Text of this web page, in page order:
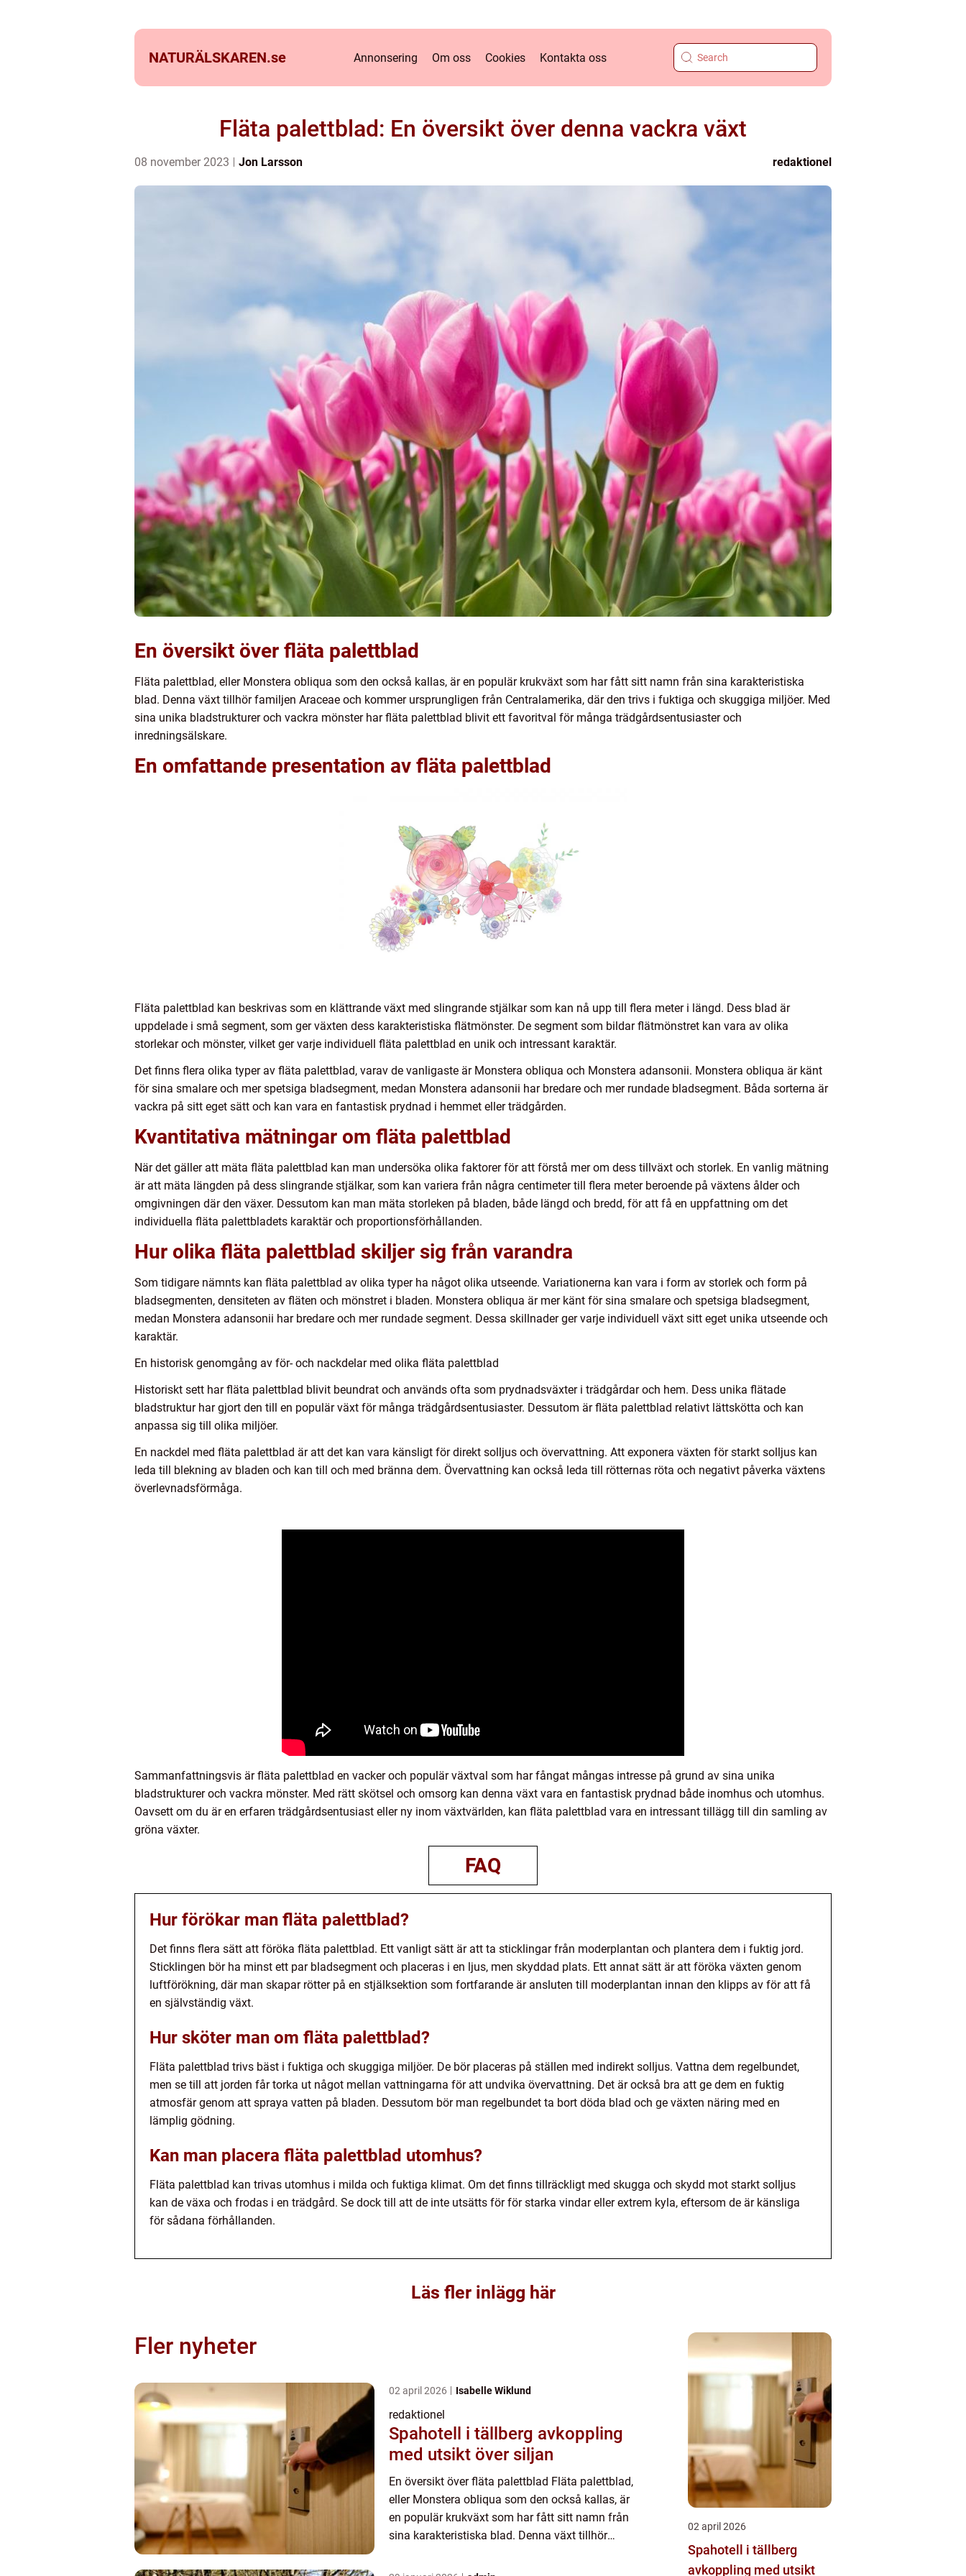
NATURÄLSKAREN.se Annonsering Om oss Cookies Kontakta oss
Fläta palettblad: En översikt över denna vackra växt
08 november 2023 Jon Larsson redaktionel
En översikt över fläta palettblad
Fläta palettblad, eller Monstera obliqua som den också kallas, är en populär krukväxt som har fått sitt namn från sina karakteristiska
blad. Denna växt tillhör familjen Araceae och kommer ursprungligen från Centralamerika, där den trivs i fuktiga och skuggiga miljöer. Med
sina unika bladstrukturer och vackra mönster har fläta palettblad blivit ett favoritval för många trädgårdsentusiaster och
inredningsälskare.
En omfattande presentation av fläta palettblad
Fläta palettblad kan beskrivas som en klättrande växt med slingrande stjälkar som kan nå upp till flera meter i längd. Dess blad är
uppdelade i små segment, som ger växten dess karakteristiska flätmönster. De segment som bildar flätmönstret kan vara av olika
storlekar och mönster, vilket ger varje individuell fläta palettblad en unik och intressant karaktär.
Det finns flera olika typer av fläta palettblad, varav de vanligaste är Monstera obliqua och Monstera adansonii. Monstera obliqua är känt
för sina smalare och mer spetsiga bladsegment, medan Monstera adansonii har bredare och mer rundade bladsegment. Båda sorterna är
vackra på sitt eget sätt och kan vara en fantastisk prydnad i hemmet eller trädgården.
Kvantitativa mätningar om fläta palettblad
När det gäller att mäta fläta palettblad kan man undersöka olika faktorer för att förstå mer om dess tillväxt och storlek. En vanlig mätning
är att mäta längden på dess slingrande stjälkar, som kan variera från några centimeter till flera meter beroende på växtens ålder och
omgivningen där den växer. Dessutom kan man mäta storleken på bladen, både längd och bredd, för att få en uppfattning om det
individuella fläta palettbladets karaktär och proportionsförhållanden.
Hur olika fläta palettblad skiljer sig från varandra
Som tidigare nämnts kan fläta palettblad av olika typer ha något olika utseende. Variationerna kan vara i form av storlek och form på
bladsegmenten, densiteten av fläten och mönstret i bladen. Monstera obliqua är mer känt för sina smalare och spetsiga bladsegment,
medan Monstera adansonii har bredare och mer rundade segment. Dessa skillnader ger varje individuell växt sitt eget unika utseende och
karaktär.
En historisk genomgång av för- och nackdelar med olika fläta palettblad
Historiskt sett har fläta palettblad blivit beundrat och används ofta som prydnadsväxter i trädgårdar och hem. Dess unika flätade
bladstruktur har gjort den till en populär växt för många trädgårdsentusiaster. Dessutom är fläta palettblad relativt lättskötta och kan
anpassa sig till olika miljöer.
En nackdel med fläta palettblad är att det kan vara känsligt för direkt solljus och övervattning. Att exponera växten för starkt solljus kan
leda till blekning av bladen och kan till och med bränna dem. Övervattning kan också leda till rötternas röta och negativt påverka växtens
överlevnadsförmåga.
Sammanfattningsvis är fläta palettblad en vacker och populär växtval som har fångat mångas intresse på grund av sina unika
bladstrukturer och vackra mönster. Med rätt skötsel och omsorg kan denna växt vara en fantastisk prydnad både inomhus och utomhus.
Oavsett om du är en erfaren trädgårdsentusiast eller ny inom växtvärlden, kan fläta palettblad vara en intressant tillägg till din samling av
gröna växter.
FAQ
Hur förökar man fläta palettblad?
Det finns flera sätt att föröka fläta palettblad. Ett vanligt sätt är att ta sticklingar från moderplantan och plantera dem i fuktig jord.
Sticklingen bör ha minst ett par bladsegment och placeras i en ljus, men skyddad plats. Ett annat sätt är att föröka växten genom
luftförökning, där man skapar rötter på en stjälksektion som fortfarande är ansluten till moderplantan innan den klipps av för att få
en självständig växt.
Hur sköter man om fläta palettblad?
Fläta palettblad trivs bäst i fuktiga och skuggiga miljöer. De bör placeras på ställen med indirekt solljus. Vattna dem regelbundet,
men se till att jorden får torka ut något mellan vattningarna för att undvika övervattning. Det är också bra att ge dem en fuktig
atmosfär genom att spraya vatten på bladen. Dessutom bör man regelbundet ta bort döda blad och ge växten näring med en
lämplig gödning.
Kan man placera fläta palettblad utomhus?
Fläta palettblad kan trivas utomhus i milda och fuktiga klimat. Om det finns tillräckligt med skugga och skydd mot starkt solljus
kan de växa och frodas i en trädgård. Se dock till att de inte utsätts för för starka vindar eller extrem kyla, eftersom de är känsliga
för sådana förhållanden.
Läs fler inlägg här
Fler nyheter
02 april 2026 Isabelle Wiklund
redaktionel
Spahotell i tällberg avkoppling
med utsikt över siljan
En översikt över fläta palettblad Fläta palettblad,
eller Monstera obliqua som den också kallas, är
en populär krukväxt som har fått sitt namn från
sina karakteristiska blad. Denna växt tillhör
Centralam...
02 april 2026
Spahotell i tällberg
avkoppling med utsikt